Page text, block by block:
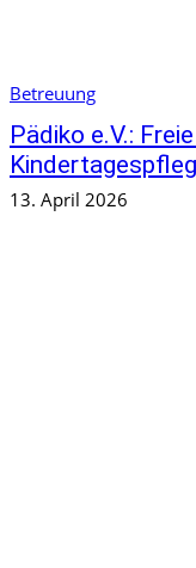
Betreuung
Pädiko e.V.:
13. April 2026